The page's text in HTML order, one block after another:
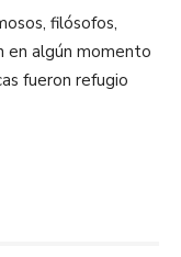
filósofos,
en algún momento
fueron refugio